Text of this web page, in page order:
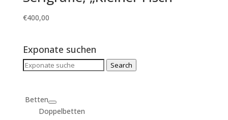
€400,00
Exponate suchen
Search
Search
Betten
Doppelbetten